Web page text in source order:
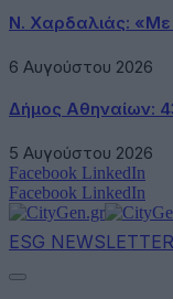
Ν. Χαρδαλιάς: «Με
6 Αυγούστου 2026
Δήμος Αθηναίων:
5 Αυγούστου 2026
Facebook LinkedIn
Facebook LinkedIn
ESG